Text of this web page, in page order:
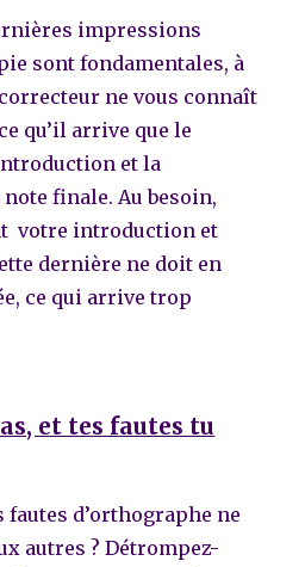
impressions
sont fondamentales, à
ne vous connaît
qu’il arrive que le
et la
finale. Au besoin,
votre introduction et
dernière ne doit en
ce qui arrive trop
et tes fautes tu
fautes d’orthographe ne
autres ? Détrompez-